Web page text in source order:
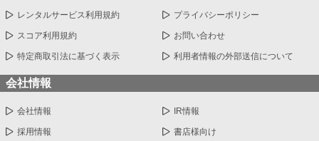
レンタルサービス利用規約 プライバシーポリシー
スコア利用規約 お問い合わせ
特定商取引法に基づく表示 利用者情報の外部送信について
会社情報
会社情報 IR情報
採用情報 書店様向け